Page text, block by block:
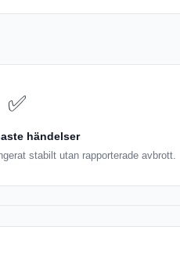
✅
händelser
stabilt utan rapporterade avbrott.